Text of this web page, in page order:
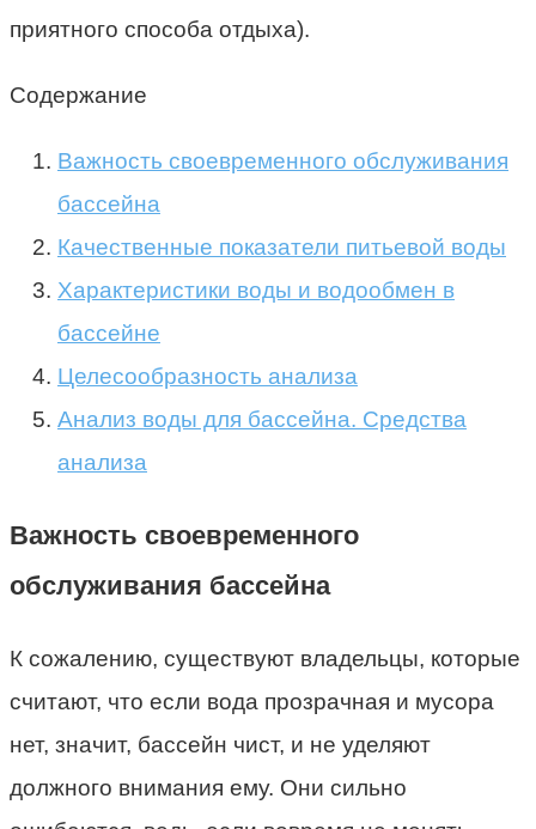
приятного способа отдыха).
Содержание
Важность своевременного обслуживания
бассейна
Качественные показатели питьевой воды
Характеристики воды и водообмен в
бассейне
Целесообразность анализа
Анализ воды для бассейна. Средства
анализа
Важность своевременного
обслуживания бассейна
К сожалению, существуют владельцы, которые
считают, что если вода прозрачная и мусора
нет, значит, бассейн чист, и не уделяют
должного внимания ему. Они сильно